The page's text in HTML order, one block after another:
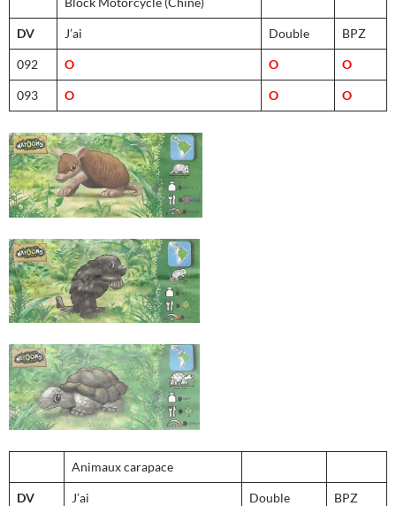
DV J’ai Double BPZ
092 O O O
093 O O O
Animaux carapace
DV J’ai Double BPZ